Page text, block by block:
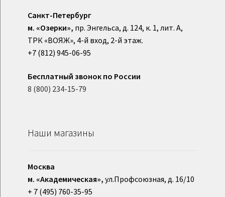
Санкт-Петербург
м. «Озерки», пр. Энгельса, д. 124, к. 1, лит. А,
ТРК «ВОЯЖ», 4-й вход, 2-й этаж.
+7 (812) 945-06-95
Бесплатный звонок по России
8 (800) 234-15-79
Наши магазины
Москва
м. «Академическая», ул.Профсоюзная, д. 16/10
+ 7 (495) 760-35-95